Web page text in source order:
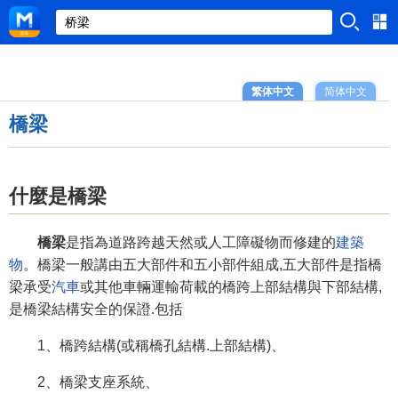
简体中文
繁体中文
橋梁
什麼是橋梁
橋梁是指為道路跨越天然或人工障礙物而修建的建築
物。橋梁一般講由五大部件和五小部件組成,五大部件是指橋
梁承受汽車或其他車輛運輸荷載的橋跨上部結構與下部結構,
是橋梁結構安全的保證.包括
1、橋跨結構(或稱橋孔結構.上部結構)、
2、橋梁支座系統、